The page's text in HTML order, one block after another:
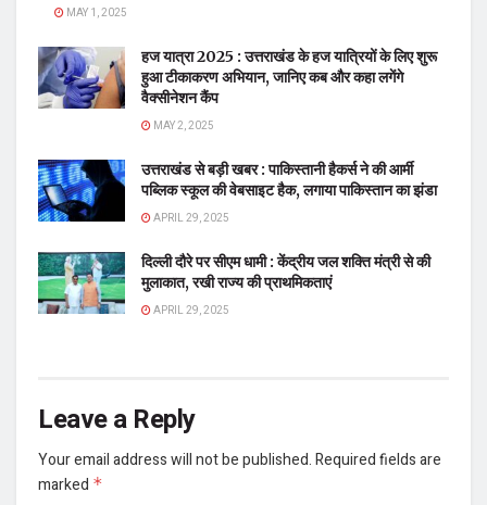
MAY 1, 2025
हज यात्रा 2025 : उत्तराखंड के हज यात्रियों के लिए शुरू
हुआ टीकाकरण अभियान, जानिए कब और कहा लगेंगे
वैक्सीनेशन कैंप
MAY 2, 2025
उत्तराखंड से बड़ी खबर : पाकिस्तानी हैकर्स ने की आर्मी
पब्लिक स्कूल की वेबसाइट हैक, लगाया पाकिस्तान का झंडा
APRIL 29, 2025
दिल्ली दौरे पर सीएम धामी : केंद्रीय जल शक्ति मंत्री से की
मुलाकात, रखी राज्य की प्राथमिकताएं
APRIL 29, 2025
Leave a Reply
Your email address will not be published.Required fields are
marked *